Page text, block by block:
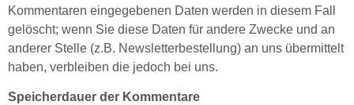
Kommentaren eingegebenen Daten werden in diesem Fall
gelöscht; wenn Sie diese Daten für andere Zwecke und an
anderer Stelle (z.B. Newsletterbestellung) an uns übermittelt
haben, verbleiben die jedoch bei uns.
Speicherdauer der Kommentare